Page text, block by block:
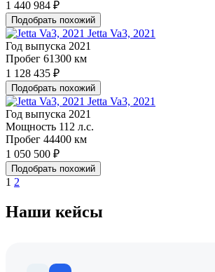
1 440 984 ₽
Подобрать похожий
Jetta Va3, 2021
Год выпуска 2021
Пробег 61300 км
1 128 435 ₽
Подобрать похожий
Jetta Va3, 2021
Год выпуска 2021
Мощность 112 л.с.
Пробег 44400 км
1 050 500 ₽
Подобрать похожий
1 2
Наши кейсы